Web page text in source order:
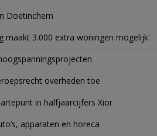
Doetinchem
maakt 3.000 extra woningen mogelijk'
overheden toe
in halfjaarcijfers Xior
apparaten en horeca